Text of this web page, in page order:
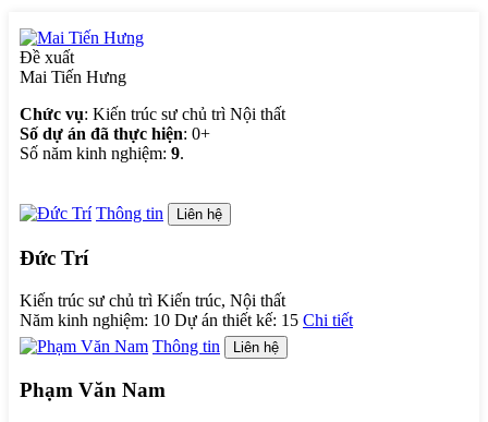
Đề xuất
Mai Tiến Hưng
Chức vụ: Kiến trúc sư chủ trì Nội thất
Số dự án đã thực hiện: 0+
Số năm kinh nghiệm: 9.
Thông tin Liên hệ
Đức Trí
Kiến trúc sư chủ trì Kiến trúc, Nội thất
Năm kinh nghiệm: 10 Dự án thiết kế: 15 Chi tiết
Thông tin
Liên hệ
Phạm Văn Nam